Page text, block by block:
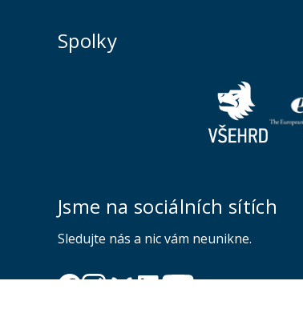
Spolky
Jsme na sociálních sítích
Sledujte nás a nic vám neunikne.